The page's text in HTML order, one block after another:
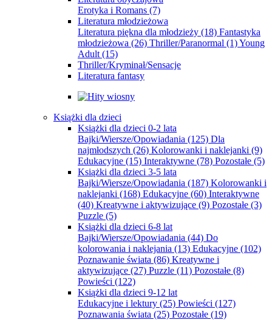
Erotyka i Romans (7)
Literatura młodzieżowa
Literatura piękna dla młodzieży (18) Fantastyka
młodzieżowa (26) Thriller/Paranormal (1)Young
Adult (15)
Thriller/Kryminał/Sensacje
Literatura fantasy
Książki dla dzieci
Książki dla dzieci 0-2 lata
Bajki/Wiersze/Opowiadania (125) Dla
najmłodszych (26) Kolorowanki i naklejanki (9)
Edukacyjne (15) Interaktywne (78) Pozostałe (5)
Książki dla dzieci 3-5 lata
Bajki/Wiersze/Opowiadania (187) Kolorowanki i
naklejanki (168) Edukacyjne (60) Interaktywne
(40) Kreatywne i aktywizujące (9) Pozostałe (3)
Puzzle (5)
Książki dla dzieci 6-8 lat
Bajki/Wiersze/Opowiadania (44) Do
kolorowania i naklejania (13) Edukacyjne (102)
Poznawanie świata (86) Kreatywne i
aktywizujące (27) Puzzle (11) Pozostałe (8)
Powieści (122)
Książki dla dzieci 9-12 lat
Edukacyjne i lektury (25) Powieści (127)
Poznawania świata (25) Pozostałe (19)